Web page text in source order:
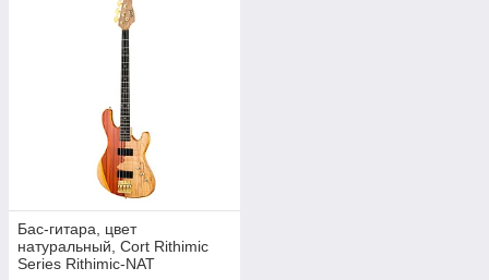
Бас-гитара, цвет
натуральный, Cort Rithimic
Series Rithimic-NAT